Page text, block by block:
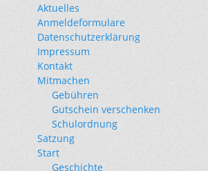
Aktuelles
Anmeldeformulare
Datenschutzerklärung
Impressum
Kontakt
Mitmachen
Gebühren
Gutschein verschenken
Schulordnung
Satzung
Start
Geschichte